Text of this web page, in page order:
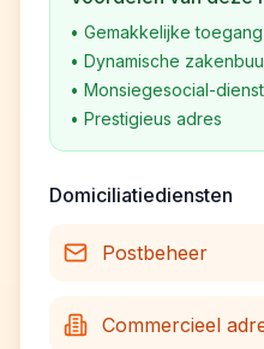
• Gemakkelijke
• Dynamische
• Monsiegesocial-
• Prestigieus adres
Domiciliatiediensten
Postbeheer
Commercieel